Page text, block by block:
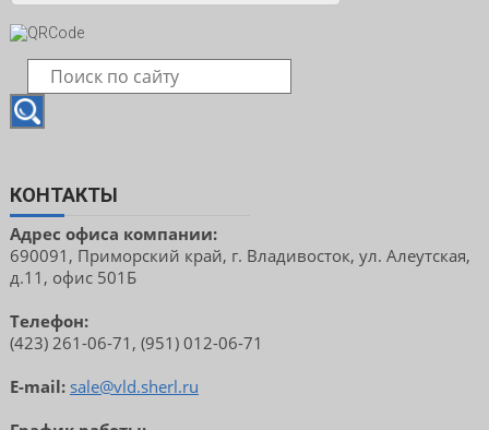
КОНТАКТЫ
Адрес офиса компании:
690091, Приморский край, г. Владивосток, ул. Алеутская,
д.11, офис 501Б
Телефон:
(423) 261-06-71, (951) 012-06-71
E-mail: sale@vld.sherl.ru